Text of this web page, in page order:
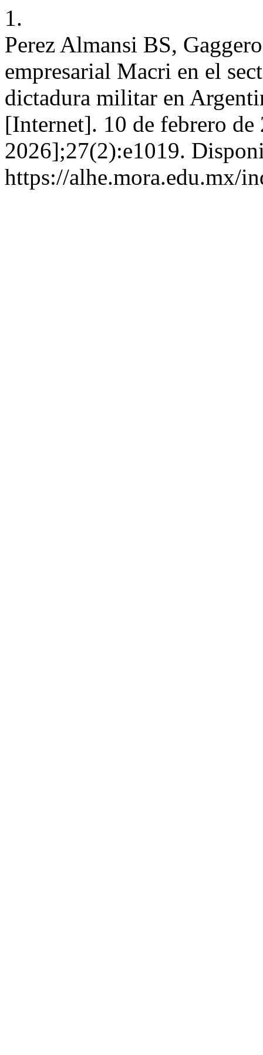
1.
Perez Almansi BS,
empresarial Macri en el
dictadura militar en
[Internet]. 10 de febrero
2026];27(2):e1019.
https://alhe.mora.edu.mx/